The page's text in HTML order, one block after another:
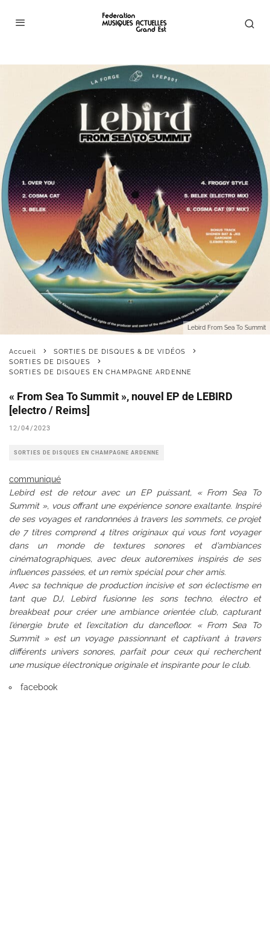
Lebird From Sea To Summit
Accueil
SORTIES DE DISQUES & DE VIDÉOS
SORTIES DE DISQUES
SORTIES DE DISQUES EN CHAMPAGNE ARDENNE
« From Sea To Summit », nouvel EP de LEBIRD
[electro / Reims]
12/04/2023
SORTIES DE DISQUES EN CHAMPAGNE ARDENNE
communiqué
Lebird est de retour avec un EP puissant, « From Sea To
Summit », vous offrant une expérience sonore exaltante. Inspiré
de ses voyages et randonnées à travers les sommets, ce projet
de 7 titres comprend 4 titres originaux qui vous font voyager
dans un monde de textures sonores et d’ambiances
cinématographiques, avec deux autoremixes inspirés de ses
influences passées, et un remix spécial pour cher amis.
Avec sa technique de production incisive et son éclectisme en
tant que DJ, Lebird fusionne les sons techno, électro et
breakbeat pour créer une ambiance orientée club, capturant
l’énergie brute et l’excitation du dancefloor. « From Sea To
Summit » est un voyage passionnant et captivant à travers
différents univers sonores, parfait pour ceux qui recherchent
une musique électronique originale et inspirante pour le club.
facebook